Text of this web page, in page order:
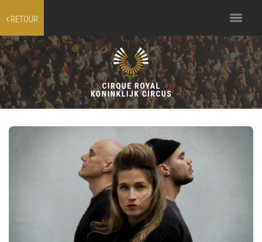
RETOUR
Toggle
navigation